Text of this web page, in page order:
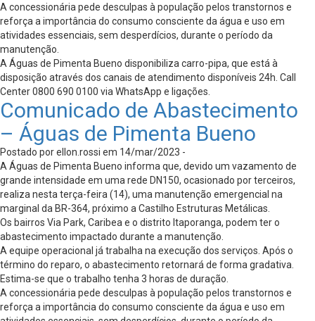
A concessionária pede desculpas à população pelos transtornos e
reforça a importância do consumo consciente da água e uso em
atividades essenciais, sem desperdícios, durante o período da
manutenção.
A Águas de Pimenta Bueno disponibiliza carro-pipa, que está à
disposição através dos canais de atendimento disponíveis 24h. Call
Center 0800 690 0100 via WhatsApp e ligações.
Comunicado de Abastecimento
– Águas de Pimenta Bueno
Postado por ellon.rossi em 14/mar/2023 -
A Águas de Pimenta Bueno informa que, devido um vazamento de
grande intensidade em uma rede DN150, ocasionado por terceiros,
realiza nesta terça-feira (14), uma manutenção emergencial na
marginal da BR-364, próximo a Castilho Estruturas Metálicas.
Os bairros Via Park, Caribea e o distrito Itaporanga, podem ter o
abastecimento impactado durante a manutenção.
A equipe operacional já trabalha na execução dos serviços. Após o
término do reparo, o abastecimento retornará de forma gradativa.
Estima-se que o trabalho tenha 3 horas de duração.
A concessionária pede desculpas à população pelos transtornos e
reforça a importância do consumo consciente da água e uso em